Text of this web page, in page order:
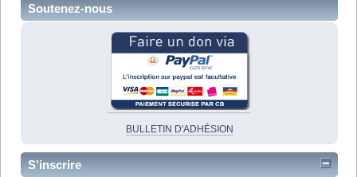
Soutenez-nous
BULLETIN D'ADHÉSION
S'inscrire